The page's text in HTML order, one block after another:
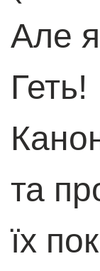
Але
Геть!
та
їх